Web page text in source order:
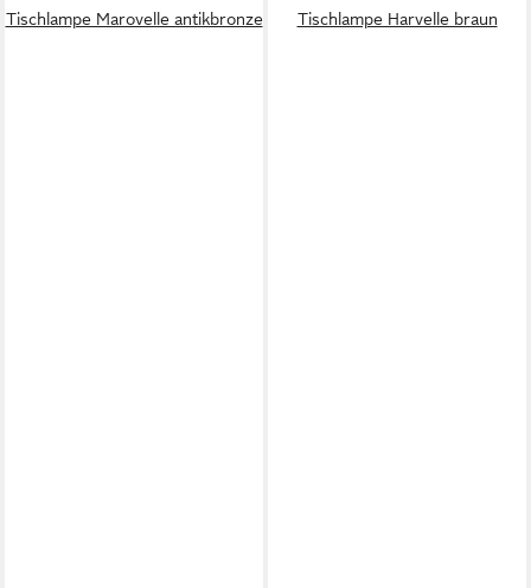
Tischlampe Marovelle antikbronze
Tischlampe Harvelle braun